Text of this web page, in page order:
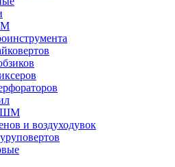
и воздуходувок